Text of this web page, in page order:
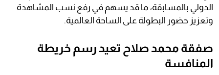
الدولي بالمسابقة، ما قد يسهم في رفع نسب المشاهدة
وتعزيز حضور البطولة على الساحة العالمية.
صفقة محمد صلاح تعيد رسم خريطة
المنافسة